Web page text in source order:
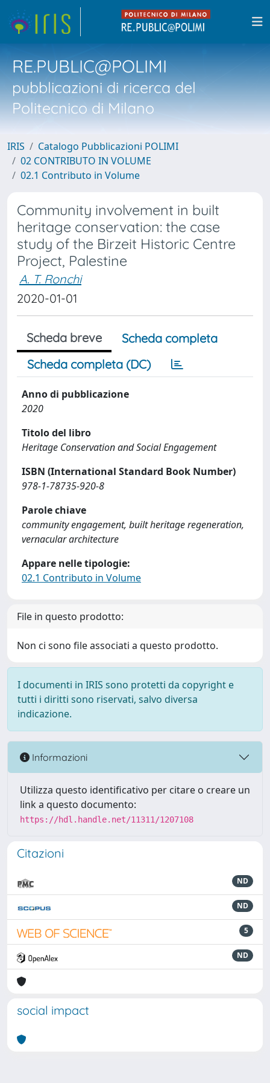
RE.PUBLIC@POLIMI
pubblicazioni di ricerca del
Politecnico di Milano
IRIS
Catalogo Pubblicazioni POLIMI
02 CONTRIBUTO IN VOLUME
02.1 Contributo in Volume
Community involvement in built
heritage conservation: the case
study of the Birzeit Historic Centre
Project, Palestine
A. T. Ronchi
2020-01-01
Scheda breve
Scheda completa
Scheda completa (DC)
Anno di pubblicazione
2020
Titolo del libro
Heritage Conservation and Social Engagement
ISBN (International Standard Book Number)
978-1-78735-920-8
Parole chiave
community engagement, built heritage regeneration,
vernacular architecture
Appare nelle tipologie:
02.1 Contributo in Volume
File in questo prodotto:
Non ci sono file associati a questo prodotto.
I documenti in IRIS sono protetti da copyright e
tutti i diritti sono riservati, salvo diversa
indicazione.
Informazioni
Utilizza questo identificativo per citare o creare un
link a questo documento:
https://hdl.handle.net/11311/1207108
Citazioni
ND
ND
5
ND
social impact